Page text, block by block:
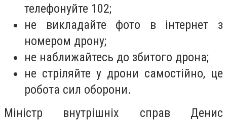
телефонуйте 102;
не викладайте фото в інтернет з
номером дрону;
не наближайтесь до збитого дрона;
не стріляйте у дрони самостійно, це
робота сил оборони.
Міністр внутрішніх справ Денис